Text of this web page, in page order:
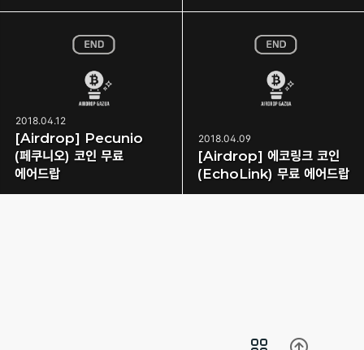
2018.04.12
[Airdrop] Pecunio
(페쿠니오) 코인 무료
에어드랍
2018.04.09
[Airdrop] 에코링크 코인
(EchoLink) 무료 에어드랍